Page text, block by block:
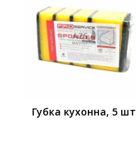
Губка кухонна, 5 шт